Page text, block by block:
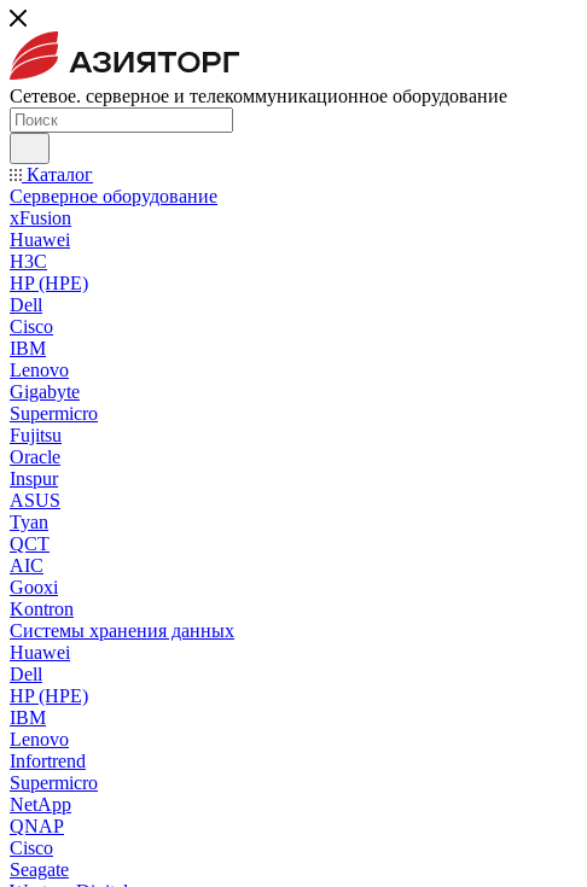
Сетевое. серверное и телекоммуникационное оборудование
Каталог
Серверное оборудование
xFusion
Huawei
H3C
HP (HPE)
Dell
Cisco
IBM
Lenovo
Gigabyte
Supermicro
Fujitsu
Oracle
Inspur
ASUS
Tyan
QCT
AIC
Gooxi
Kontron
Системы хранения данных
Huawei
Dell
HP (HPE)
IBM
Lenovo
Infortrend
Supermicro
NetApp
QNAP
Cisco
Seagate